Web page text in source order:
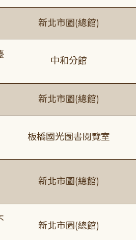
新北市圖(總館)
中和分館
新北市圖(總館)
板橋國光圖書閱覽室
新北市圖(總館)
新北市圖(總館)